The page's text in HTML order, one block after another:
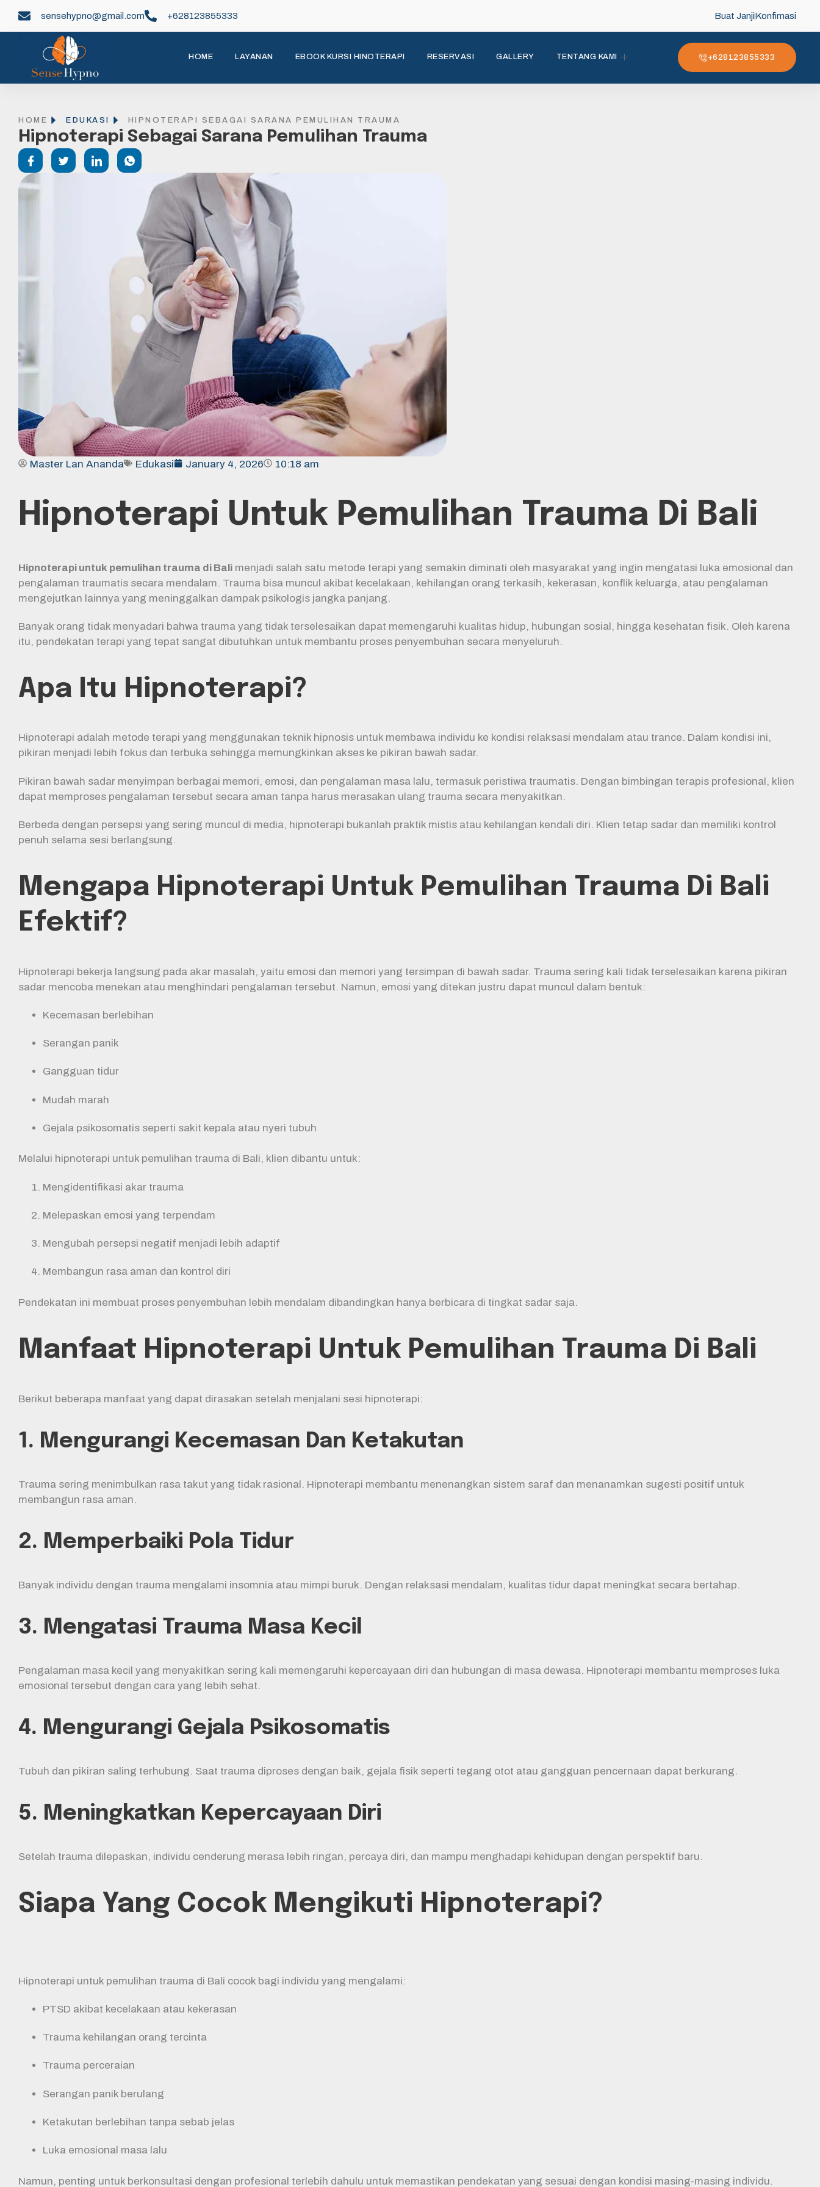
sensehypno@gmail.com +628123855333 Buat JanjiKonfimasi
HOME LAYANAN EBOOK KURSI HINOTERAPI RESERVASI GALLERY TENTANG KAMI +628123855333
HOME EDUKASI HIPNOTERAPI SEBAGAI SARANA PEMULIHAN TRAUMA
Hipnoterapi Sebagai Sarana Pemulihan Trauma
Master Lan Ananda Edukasi January 4, 2026 10:18 am
Hipnoterapi Untuk Pemulihan Trauma Di Bali
Hipnoterapi untuk pemulihan trauma di Bali menjadi salah satu metode terapi yang semakin diminati oleh masyarakat yang ingin mengatasi luka emosional dan
pengalaman traumatis secara mendalam. Trauma bisa muncul akibat kecelakaan, kehilangan orang terkasih, kekerasan, konflik keluarga, atau pengalaman
mengejutkan lainnya yang meninggalkan dampak psikologis jangka panjang.
Banyak orang tidak menyadari bahwa trauma yang tidak terselesaikan dapat memengaruhi kualitas hidup, hubungan sosial, hingga kesehatan fisik. Oleh karena
itu, pendekatan terapi yang tepat sangat dibutuhkan untuk membantu proses penyembuhan secara menyeluruh.
Apa Itu Hipnoterapi?
Hipnoterapi adalah metode terapi yang menggunakan teknik hipnosis untuk membawa individu ke kondisi relaksasi mendalam atau trance. Dalam kondisi ini,
pikiran menjadi lebih fokus dan terbuka sehingga memungkinkan akses ke pikiran bawah sadar.
Pikiran bawah sadar menyimpan berbagai memori, emosi, dan pengalaman masa lalu, termasuk peristiwa traumatis. Dengan bimbingan terapis profesional, klien
dapat memproses pengalaman tersebut secara aman tanpa harus merasakan ulang trauma secara menyakitkan.
Berbeda dengan persepsi yang sering muncul di media, hipnoterapi bukanlah praktik mistis atau kehilangan kendali diri. Klien tetap sadar dan memiliki kontrol
penuh selama sesi berlangsung.
Mengapa Hipnoterapi Untuk Pemulihan Trauma Di Bali
Efektif?
Hipnoterapi bekerja langsung pada akar masalah, yaitu emosi dan memori yang tersimpan di bawah sadar. Trauma sering kali tidak terselesaikan karena pikiran
sadar mencoba menekan atau menghindari pengalaman tersebut. Namun, emosi yang ditekan justru dapat muncul dalam bentuk:
Kecemasan berlebihan
Serangan panik
Gangguan tidur
Mudah marah
Gejala psikosomatis seperti sakit kepala atau nyeri tubuh
Melalui hipnoterapi untuk pemulihan trauma di Bali, klien dibantu untuk:
Mengidentifikasi akar trauma
Melepaskan emosi yang terpendam
Mengubah persepsi negatif menjadi lebih adaptif
Membangun rasa aman dan kontrol diri
Pendekatan ini membuat proses penyembuhan lebih mendalam dibandingkan hanya berbicara di tingkat sadar saja.
Manfaat Hipnoterapi Untuk Pemulihan Trauma Di Bali
Berikut beberapa manfaat yang dapat dirasakan setelah menjalani sesi hipnoterapi:
1. Mengurangi Kecemasan Dan Ketakutan
Trauma sering menimbulkan rasa takut yang tidak rasional. Hipnoterapi membantu menenangkan sistem saraf dan menanamkan sugesti positif untuk
membangun rasa aman.
2. Memperbaiki Pola Tidur
Banyak individu dengan trauma mengalami insomnia atau mimpi buruk. Dengan relaksasi mendalam, kualitas tidur dapat meningkat secara bertahap.
3. Mengatasi Trauma Masa Kecil
Pengalaman masa kecil yang menyakitkan sering kali memengaruhi kepercayaan diri dan hubungan di masa dewasa. Hipnoterapi membantu memproses luka
emosional tersebut dengan cara yang lebih sehat.
4. Mengurangi Gejala Psikosomatis
Tubuh dan pikiran saling terhubung. Saat trauma diproses dengan baik, gejala fisik seperti tegang otot atau gangguan pencernaan dapat berkurang.
5. Meningkatkan Kepercayaan Diri
Setelah trauma dilepaskan, individu cenderung merasa lebih ringan, percaya diri, dan mampu menghadapi kehidupan dengan perspektif baru.
Siapa Yang Cocok Mengikuti Hipnoterapi?
Hipnoterapi untuk pemulihan trauma di Bali cocok bagi individu yang mengalami:
PTSD akibat kecelakaan atau kekerasan
Trauma kehilangan orang tercinta
Trauma perceraian
Serangan panik berulang
Ketakutan berlebihan tanpa sebab jelas
Luka emosional masa lalu
Namun, penting untuk berkonsultasi dengan profesional terlebih dahulu untuk memastikan pendekatan yang sesuai dengan kondisi masing-masing individu.